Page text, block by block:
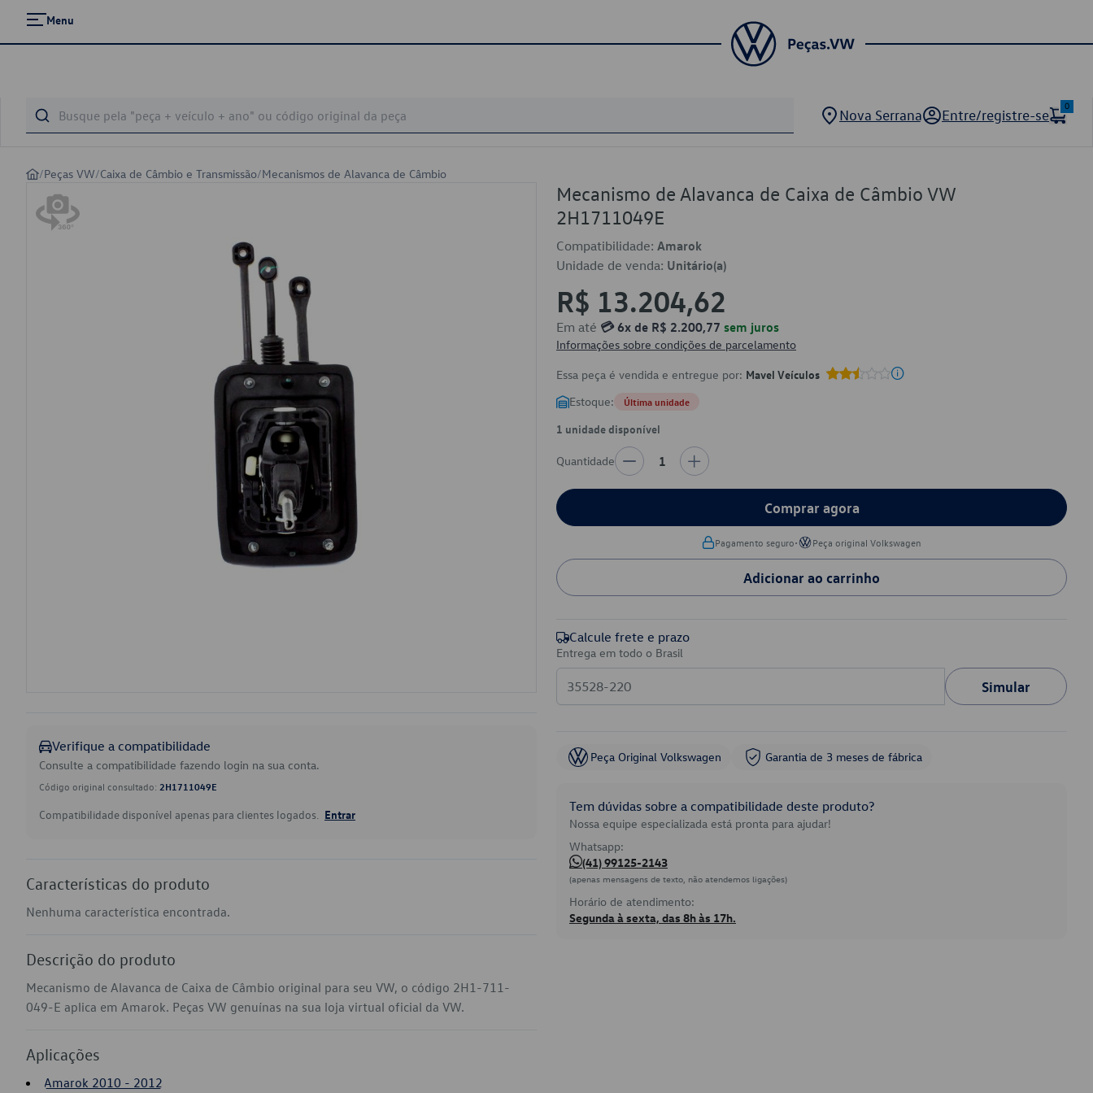
Menu
Nova Serrana Entre/registre-se
0
/Peças VW/Caixa de Câmbio e Transmissão/Mecanismos de Alavanca de Câmbio
Verifique a compatibilidade
Consulte a compatibilidade fazendo login na sua conta.
Código original consultado: 2H1711049E
Compatibilidade disponível apenas para clientes logados. Entrar
Características do produto
Nenhuma característica encontrada.
Descrição do produto
Mecanismo de Alavanca de Caixa de Câmbio original para seu VW, o código 2H1-711-
049-E aplica em Amarok. Peças VW genuínas na sua loja virtual oficial da VW.
Aplicações
Amarok 2010 - 2012
Mecanismo de Alavanca de Caixa de Câmbio VW
2H1711049E
Compatibilidade: Amarok
Unidade de venda: Unitário(a)
R$ 13.204,62
Em até 💳 6x de R$ 2.200,77 sem juros
Informações sobre condições de parcelamento
Essa peça é vendida e entregue por: Mavel Veículos
Estoque: Última unidade
1 unidade disponível
Quantidade 1
Comprar agora
Pagamento seguro• Peça original Volkswagen
Adicionar ao carrinho
Calcule frete e prazo
Entrega em todo o Brasil
Simular
Peça Original Volkswagen Garantia de 3 meses de fábrica
Tem dúvidas sobre a compatibilidade deste produto?
Nossa equipe especializada está pronta para ajudar!
Whatsapp:
(41) 99125-2143
(apenas mensagens de texto, não atendemos ligações)
Horário de atendimento:
Segunda à sexta, das 8h às 17h.